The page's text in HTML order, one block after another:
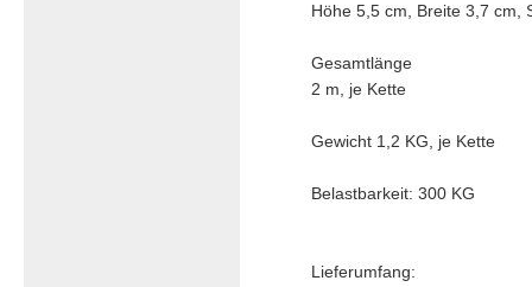
Höhe 5,5 cm, Breite 3,7 cm,
Gesamtlänge
2 m, je Kette
Gewicht 1,2 KG, je Kette
Belastbarkeit: 300 KG
Lieferumfang: